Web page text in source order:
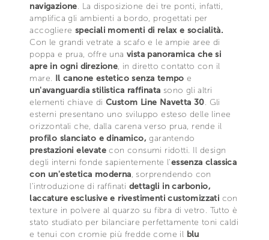
navigazione. La disposizione dei tre ponti, infatti,
amplifica gli ambienti a bordo, progettati per
accogliere speciali momenti di relax e socialità.
Con le grandi vetrate a scafo e le ampie aree di
poppa e prua, offre una vista panoramica che si
apre in ogni direzione, in diretto contatto con il
mare. Il canone estetico senza tempo e
un'avanguardia stilistica raffinata sono gli altri
elementi chiave di Custom Line Navetta 30. Gli
esterni presentano uno sviluppo esteso delle linee
orizzontali che, dalla carena verso prua, rende il
profilo slanciato e dinamico, garantendo
prestazioni elevatecon consumi ridotti. Il design
degli interni fonde sapientemente l'essenza classica
con un'estetica moderna, sorprendendo con
l'introduzione di raffinati dettagli in carbonio,
laccature esclusive e rivestimenti customizzati con
texture in polvere al quarzo su fibra di vetro. Tutto è
stato studiato per bilanciare perfettamente toni caldi
e tenui con cromie più fredde come il blu